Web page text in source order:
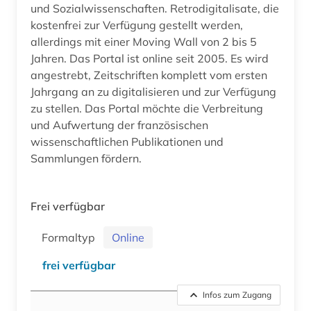
und Sozialwissenschaften. Retrodigitalisate, die
kostenfrei zur Verfügung gestellt werden,
allerdings mit einer Moving Wall von 2 bis 5
Jahren. Das Portal ist online seit 2005. Es wird
angestrebt, Zeitschriften komplett vom ersten
Jahrgang an zu digitalisieren und zur Verfügung
zu stellen. Das Portal möchte die Verbreitung
und Aufwertung der französischen
wissenschaftlichen Publikationen und
Sammlungen fördern.
Frei verfügbar
Formaltyp
Online
frei verfügbar
Infos zum Zugang